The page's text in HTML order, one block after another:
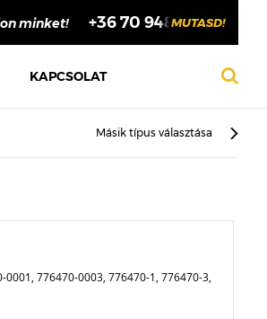
minket! +36 70 948 4748
MUTASD!
KAPCSOLAT
Másik típus választása
776470-0003, 776470-1, 776470-3,